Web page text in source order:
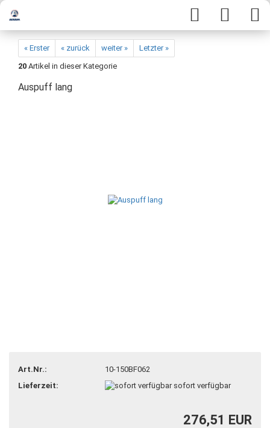
« Erster « zurück weiter »
Letzter »
20 Artikel in dieser Kategorie
Auspuff lang
Art.Nr.:
10-150BF062
Lieferzeit:
sofort verfügbar
276,51 EUR